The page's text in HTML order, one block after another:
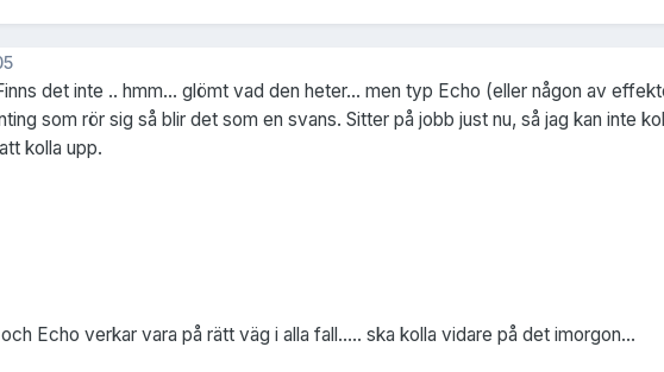
det inte .. hmm... glömt vad den heter... men typ Echo (eller någon av
som rör sig så blir det som en svans. Sitter på jobb just nu, så jag kan inte
kolla upp.
Echo verkar vara på rätt väg i alla fall..... ska kolla vidare på det imorgon...